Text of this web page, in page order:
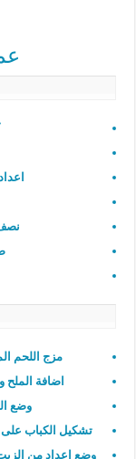
مزج اللحم
اضافة الملح
وضع
تشكيل الكباب على
وضع اعداد من